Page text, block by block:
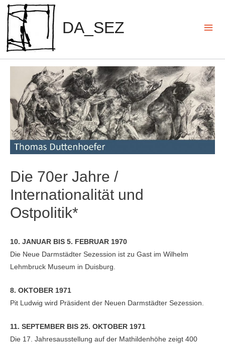
Zum
Inhalt
springen
DA_SEZ
Die 70er Jahre /
Internationalität und
Ostpolitik*
10. JANUAR BIS 5. FEBRUAR 1970
Die Neue Darmstädter Sezession ist zu Gast im Wilhelm
Lehmbruck Museum in Duisburg.
8. OKTOBER 1971
Pit Ludwig wird Präsident der Neuen Darmstädter Sezession.
11. SEPTEMBER BIS 25. OKTOBER 1971
Die 17. Jahresausstellung auf der Mathildenhöhe zeigt 400